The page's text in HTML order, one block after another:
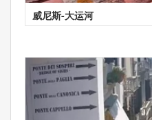
威尼斯-大运河